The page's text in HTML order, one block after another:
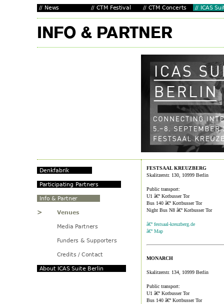
FESTSAAL KREUZBERG
Skalitzerstr. 130, 10999 Berlin
Public transport:
U1 â€º Kotbusser Tor
Bus 140 â€º Kottbusser Tor
Night Bus N8 â€º Kotbusser Tor
â€º festsaal-kreuzberg.de
â€º Map
MONARCH
Skalitzerstr. 134, 10999 Berlin
Public transport:
U1 â€º Kotbusser Tor
Bus 140 â€º Kottbusser Tor